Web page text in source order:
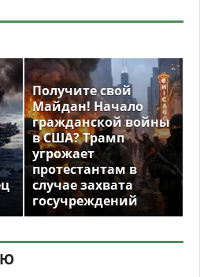
Получите свой
Майдан! Начало
гражданской войны
в США? Трамп
угрожает
протестантам в
случае захвата
госучреждений